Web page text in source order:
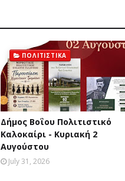
ΠΟΛΙΤΙΣΤΙΚΑ
Δήμος Βοΐου Πολιτιστικό
Καλοκαίρι - Κυριακή 2
Αυγούστου
July 31, 2026